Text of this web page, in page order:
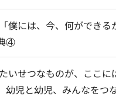
僕には、今、何ができる
④
いせつなものが、ここに
幼児と幼児、みんなをつ